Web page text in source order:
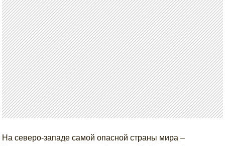
На северо-западе самой опасной страны мира –